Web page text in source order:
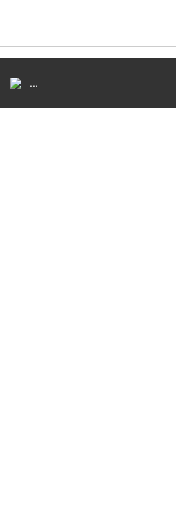
...